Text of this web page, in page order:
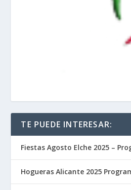
TE PUEDE INTERESAR:
Fiestas Agosto Elche 2025 –
Hogueras Alicante 2025